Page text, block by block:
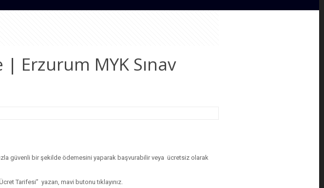
Erzurum MYK Sınav
güvenli bir şekilde ödemesini yaparak başvurabilir veya ücretsiz olarak
Tarifesi” yazan, mavi butonu tıklayınız.